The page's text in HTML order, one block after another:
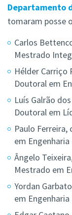
Departamento
tomaram posse
Carlos
Mestrado
Hélder Carriço
Doutoral em
Luís Galrão
Doutoral em
Paulo
em
Ângelo
Mestrado em
Yordan
em Engenharia